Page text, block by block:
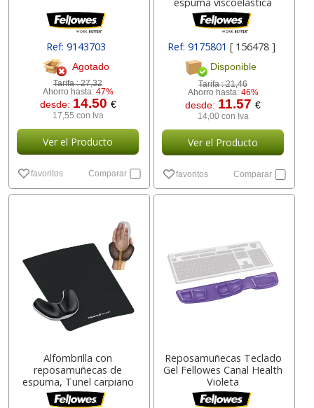
Ref: 9143703
Agotado
Tarifa :27,32
Ahorro hasta: 47%
desde: 14.50 €
17,55 con Iva
Ver el Producto
favoritos Comparar
Ref: 9175801 [ 156478 ]
Disponible
Tarifa :21,46
Ahorro hasta: 46%
desde: 11.57€
14,00 con Iva
Ver el Producto
favoritos Comparar
Alfombrilla con
reposamuñecas de
espuma, Tunel carpiano
Reposamuñecas Teclado
Gel Fellowes Canal Health
Violeta